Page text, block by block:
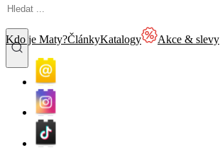
Kdo je Maty?ČlánkyKatalogy Akce & slevy